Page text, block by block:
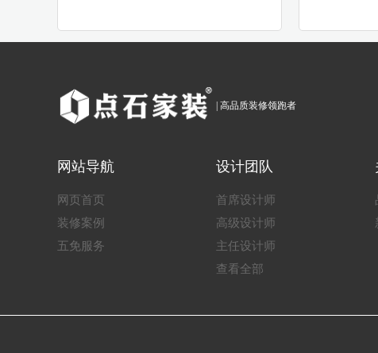
| 高品质装修领跑者
网站导航
网页首页
装修案例
五免服务
设计团队
首席设计师
高级设计师
主任设计师
查看全部